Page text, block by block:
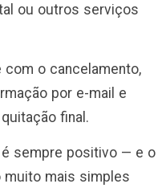
ou outros serviços
o cancelamento,
por e-mail e
final.
é sempre positivo — e o
muito mais simples